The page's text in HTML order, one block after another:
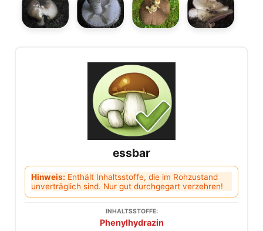
essbar
Hinweis: Enthält Inhaltsstoffe, die im Rohzustand
unverträglich sind. Nur gut durchgegart verzehren!
INHALTSSTOFFE:
Phenylhydrazin